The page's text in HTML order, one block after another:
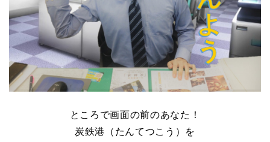
ところで画面の前のあなた！
炭鉄港（たんてつこう）を